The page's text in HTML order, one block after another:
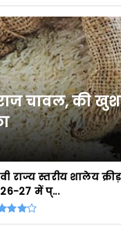
चावल, की
राज्य स्तरीय शालेय क्रीड़ा
27 में प्...
के उत्कृष्ट
सेवाओं ...